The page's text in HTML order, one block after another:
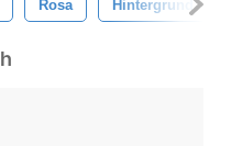
Rosa Hintergrund